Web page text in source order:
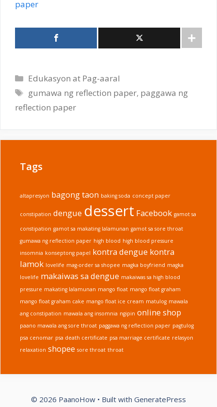
paper
Categories
Edukasyon at Pag-aaral
Tags
gumawa ng reflection paper, paggawa ng
reflection paper
Tags
altapresyon bagong taon baking soda concept paper
constipation dengue dessert Facebook gamot sa
constipation gamot sa makating lalamunan gamot sa sore throat
gumawa ng reflection paper high blood high blood pressure
insomnia konseptong papel kontra dengue kontra
lamok lovelife mag-order sa shopee magka boyfriend magka
lovelife makaiwas sa dengue makaiwas sa high blood
pressure makating lalamunan mango float mango float graham
mango float graham cake mango float ice cream matulog mawala
ang constipation mawala ang insomnia ngipin online shop
paano mawala ang sore throat paggawa ng reflection paper pagtulog
psa cenomar psa death certificate psa marriage certificate relasyon
relaxation shopee sore throat throat
© 2026 PaanoHow • Built with GeneratePress